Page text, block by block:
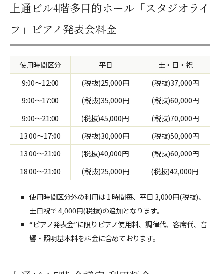
上通ビル4階多目的ホール「スタジオライ
フ」ピアノ発表会料金
使用時間区分 平日
土・日・祝
9:00～12:00
(税抜)25,000円
(税抜)37,000円
9:00～17:00
(税抜)35,000円
(税抜)60,000円
9:00～21:00
(税抜)45,000円
(税抜)70,000円
13:00～17:00
(税抜)30,000円
(税抜)50,000円
13:00～21:00
(税抜)40,000円
(税抜)60,000円
18:00～21:00
(税抜)25,000円 (税抜)42,000円
使用時間区分外の利用は 1 時間毎、平日 3,000円(税抜)、
土日祝で 4,000円(税抜)の追加となります。
“ピアノ発表会”に限りピアノ使用料、調律代、客席代、音
響・照明基本料を料金に含めております。